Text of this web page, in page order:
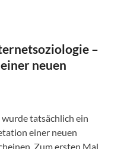
–
neuen
wurde tatsächlich ein
einer neuen
Zum ersten Mal,